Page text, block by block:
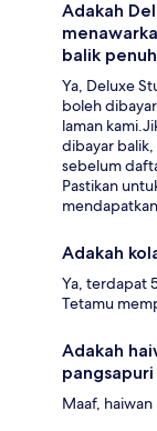
Adakah
balik
Ya, Deluxe
boleh
laman
dibayar
sebelum
Pastikan
Adakah
Ya, terdapat
Tetamu
Adakah
pangsapuri
Maaf,